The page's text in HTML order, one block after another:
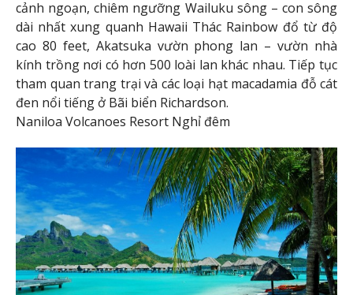
cảnh ngoạn, chiêm ngưỡng Wailuku sông – con sông
dài nhất xung quanh Hawaii Thác Rainbow đổ từ độ
cao 80 feet, Akatsuka vườn phong lan – vườn nhà
kính trồng nơi có hơn 500 loài lan khác nhau. Tiếp tục
tham quan trang trại và các loại hạt macadamia đỗ cát
đen nổi tiếng ở Bãi biển Richardson.
Naniloa Volcanoes Resort Nghỉ đêm